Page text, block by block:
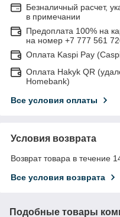
Безналичный расчет,
в примечании
Предоплата 100% на
на номер +7 777 561
Оплата Kaspi Pay
Оплата Hakyk QR
Homebank)
Все условия оплаты
Условия возврата
Возврат товара в течение
Все условия возврата
Подобные товары